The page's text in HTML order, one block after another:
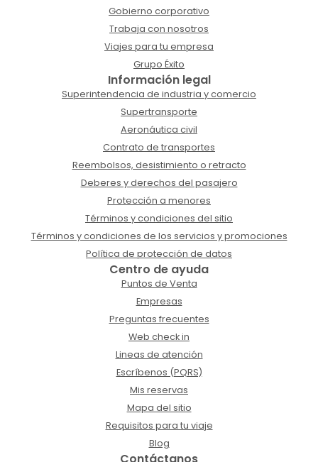
Gobierno corporativo
Trabaja con nosotros
Viajes para tu empresa
Grupo Éxito
Información legal
Superintendencia de industria y comercio
Supertransporte
Aeronáutica civil
Contrato de transportes
Reembolsos, desistimiento o retracto
Deberes y derechos del pasajero
Protección a menores
Términos y condiciones del sitio
Términos y condiciones de los servicios y promociones
Política de protección de datos
Centro de ayuda
Puntos de Venta
Empresas
Preguntas frecuentes
Web check in
Lineas de atención
Escríbenos (PQRS)
Mis reservas
Mapa del sitio
Requisitos para tu viaje
Blog
Contáctanos